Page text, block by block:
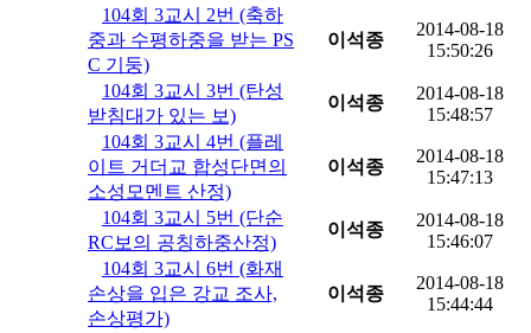
104회 3교시 2번 (축하
중과 수평하중을 받는 PS
C 기둥)
이석종
2014-08-18
15:50:26
104회 3교시 3번 (탄성
받침대가 있는 보)
이석종
2014-08-18
15:48:57
104회 3교시 4번 (플레
이트 거더교 합성단면의
소성모멘트 산정)
이석종
2014-08-18
15:47:13
104회 3교시 5번 (단순
RC보의 공칭하중산정)
이석종
2014-08-18
15:46:07
104회 3교시 6번 (화재
손상을 입은 강교 조사,
손상평가)
이석종
2014-08-18
15:44:44